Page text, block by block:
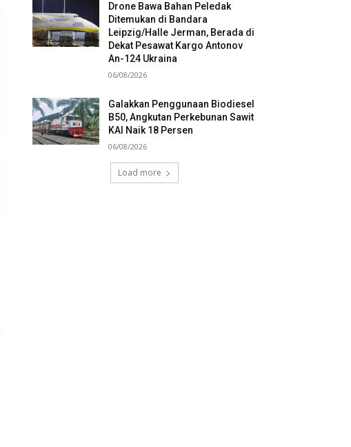
Drone Bawa Bahan Peledak
Ditemukan di Bandara
Leipzig/Halle Jerman, Berada di
Dekat Pesawat Kargo Antonov
An-124 Ukraina
06/08/2026
Galakkan Penggunaan Biodiesel
B50, Angkutan Perkebunan Sawit
KAI Naik 18 Persen
06/08/2026
Load more